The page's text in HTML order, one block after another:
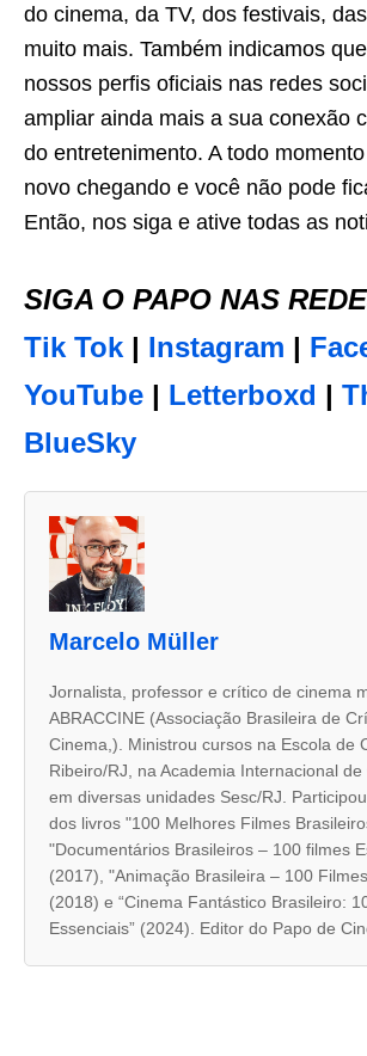
do cinema, da TV, dos festivais,
muito mais. Também indicamos
nossos perfis oficiais nas redes
ampliar ainda mais a sua conexão
do entretenimento. A todo
novo chegando e você não pode
Então, nos siga e ative todas as
SIGA O PAPO NAS
Tik Tok | Instagram |
YouTube | Letterboxd |
BlueSky
u
Marcelo Müller
Jornalista, professor e crítico de cinema
ABRACCINE (Associação Brasileira de
Cinema,). Ministrou cursos na Escola de
Ribeiro/RJ, na Academia Internacional de
em diversas unidades Sesc/RJ.
dos livros "100 Melhores Filmes
"Documentários Brasileiros – 100 filmes
(2017), "Animação Brasileira – 100
(2018) e “Cinema Fantástico Brasileiro:
Essenciais” (2024). Editor do Papo de